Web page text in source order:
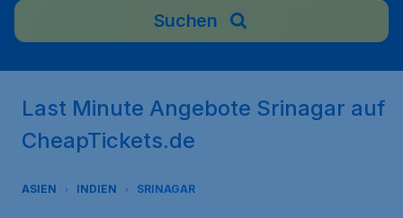
Suchen
Last Minute Angebote Srinagar auf
CheapTickets.de
ASIEN INDIEN SRINAGAR